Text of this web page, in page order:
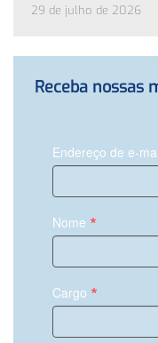
29 de julho de 2026
Receba nossas
Endereço de e-
Nome *
Cargo *